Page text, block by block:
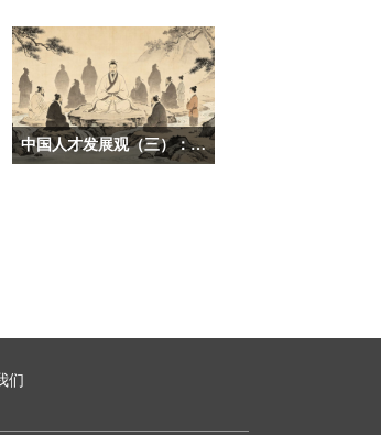
中国人才发展观（三）：老庄千年人才智慧——以九征察心识人，循无为之道治企
们